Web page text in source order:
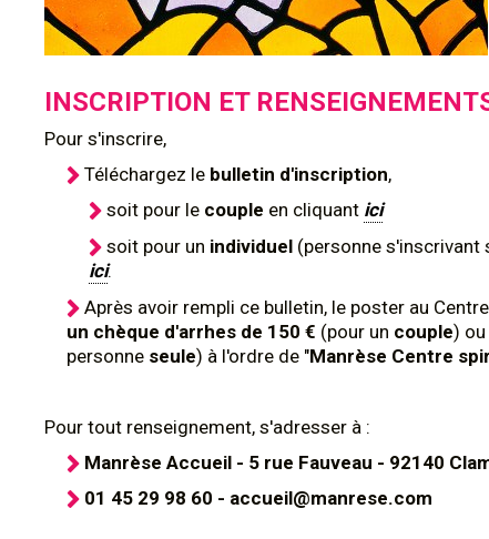
INSCRIPTION ET
Pour s'inscrire,
Téléchargez le bulletin d'inscription,
soit pour le couple en cliquant ici
soit pour un individuel (personne s'inscrivant
ici.
Après avoir rempli ce bulletin, le poster au
un chèque d'arrhes de 150 € (pour un couple) ou
personne seule) à l'ordre de "Manrèse Centre
Pour tout renseignement, s'adresser à :
Manrèse Accueil - 5 rue Fauveau - 92140
01 45 29 98 60 - accueil@manrese.com